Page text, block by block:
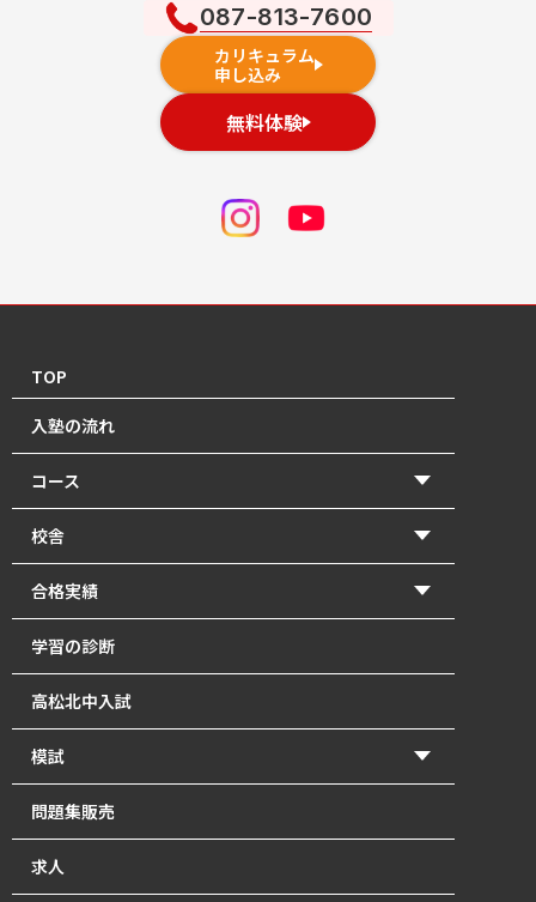
087-813-7600
カリキュラム
申し込み
無料体験
TOP
入塾の流れ
コース
【2026年度前期】小学5・6年生(北中受験コース)
【2026年度前期】小学5・6年生(一般進学コース)
【2026年度前期】中学1･2年生
【2026年度前期】中学3年生
塾長直接指導の「塾長クラス」｜瓦町で中学生の個別
指導
【2026年度前期】高校1～3年生・既卒生
英単語道場
校舎
香東校（円座町）
牟礼校
瓦町校
合格実績
2026年 高校入試 合格体験記
2026年 北中入試 合格体験記
2025年 高校入試 合格体験記
2025年 北中入試 合格体験記
2024年 高校入試 合格体験記
2024年 北中入試 合格体験記
学習の診断
高松北中入試
模試
かとうもし
北中模試
問題集販売
求人